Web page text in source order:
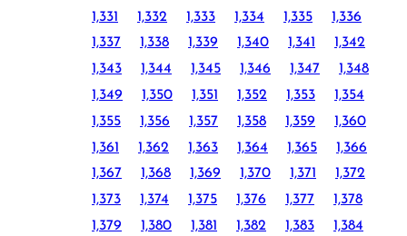
1,331
1,332 1,333 1,334 1,335
1,336
1,337
1,338 1,339 1,340 1,341
1,342
1,343
1,344 1,345 1,346 1,347
1,348
1,349
1,350 1,351 1,352 1,353
1,354
1,355
1,356 1,357 1,358 1,359
1,360
1,361
1,362 1,363 1,364 1,365
1,366
1,367
1,368 1,369 1,370 1,371
1,372
1,373
1,374 1,375 1,376 1,377
1,378
1,379
1,380 1,381 1,382 1,383
1,384